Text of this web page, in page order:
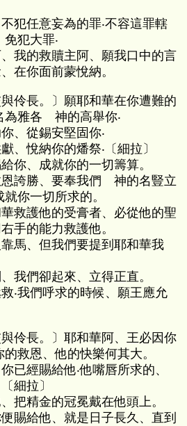
犯任意妄為的罪‧不容這罪轄
免犯大罪‧
我的救贖主阿、願我口中的言
在你面前蒙悅納。
與伶長。〕願耶和華在你遭難的
為雅各 神的高舉你‧
、從錫安堅固你‧
、悅納你的燔祭‧〔細拉〕
你、成就你的一切籌算。
誇勝、要奉我們 神的名豎立
你一切所求的。
救護他的受膏者、必從他的聖
手的能力救護他。
馬、但我們要提到耶和華我
我們卻起來、立得正直。
‧我們呼求的時候、願王應允
與伶長。〕耶和華阿、王必因你
的救恩、他的快樂何其大。
已經賜給他‧他嘴唇所求的、
細拉〕
把精金的冠冕戴在他頭上。
賜給他、就是日子長久、直到